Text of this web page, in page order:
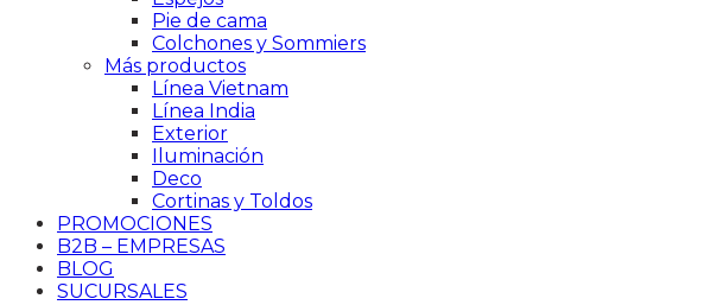
Pie de cama
Colchones y Sommiers
Más productos
Línea Vietnam
Línea India
Exterior
Iluminación
Deco
Cortinas y Toldos
PROMOCIONES
B2B – EMPRESAS
BLOG
SUCURSALES